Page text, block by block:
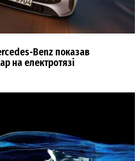
Benz показав
на електротязі